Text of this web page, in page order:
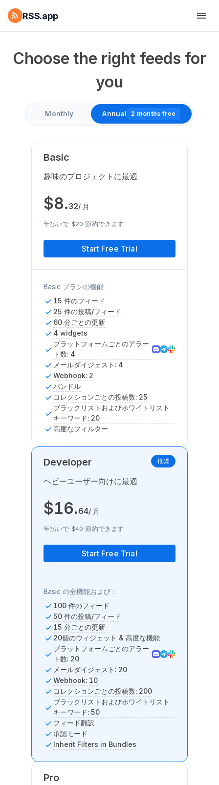
RSS.app
Choose the right feeds for
you
Monthly Annual 2 months free
Basic
趣味のプロジェクトに最適
$8.32/ 月
年払いで $20 節約できます
Start Free Trial
Basic プランの機能
15 件のフィード
25 件の投稿/フィード
60 分ごとの更新
4 widgets
プラットフォームごとのアラー
ト数: 4
メールダイジェスト: 4
Webhook: 2
バンドル
コレクションごとの投稿数: 25
ブラックリストおよびホワイトリスト
キーワード: 20
高度なフィルター
推奨
Developer
ヘビーユーザー向けに最適
$16.64/ 月
年払いで $40 節約できます
Start Free Trial
Basic の全機能および：
100 件のフィード
50 件の投稿/フィード
15 分ごとの更新
20個のウィジェット & 高度な機能
プラットフォームごとのアラー
ト数: 20
メールダイジェスト: 20
Webhook: 10
コレクションごとの投稿数: 200
ブラックリストおよびホワイトリスト
キーワード: 50
フィード翻訳
承認モード
Inherit Filters in Bundles
Pro